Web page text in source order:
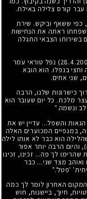
עבר קורס צלילה באילת.
לחטיבת הנח"ל, כפי ששאף וביקש. שירת
ראתה את הנחישות
בשירותו הצבאי התגלה
נפל טוראי עֹמר
בנפלו. הוא הובא
שני אחים.
כישרונות שלנו, הרבה
מלכת. כל יום שעובר הוא
ונשמה."
והשפל... עדיין יש את
במגפיים המכוערים האלה
הוא כבר לא אותו לילה
והיום הרבה יותר אפור
לך פה... זכינו, זכינו
מצד שני... כבר
'פטל'."
האחרון לומר לך כמה
חיוך, ביישנות, חוש